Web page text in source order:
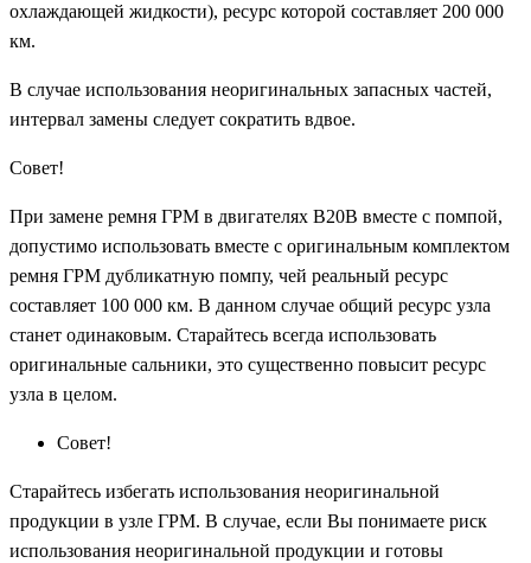
охлаждающей жидкости), ресурс которой составляет 200 000
км.
В случае использования неоригинальных запасных частей,
интервал замены следует сократить вдвое.
Совет!
При замене ремня ГРМ в двигателях B20B вместе с помпой,
допустимо использовать вместе с оригинальным комплектом
ремня ГРМ дубликатную помпу, чей реальный ресурс
составляет 100 000 км. В данном случае общий ресурс узла
станет одинаковым. Старайтесь всегда использовать
оригинальные сальники, это существенно повысит ресурс
узла в целом.
Совет!
Старайтесь избегать использования неоригинальной
продукции в узле ГРМ. В случае, если Вы понимаете риск
использования неоригинальной продукции и готовы